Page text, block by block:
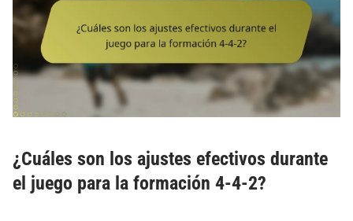
¿Cuáles son los ajustes efectivos durante
el juego para la formación 4-4-2?